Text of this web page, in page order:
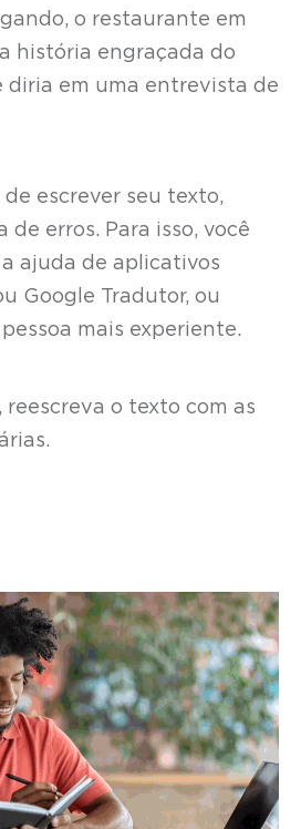
o restaurante em
história engraçada do
diria em uma entrevista de
escrever seu texto,
de erros. Para isso, você
ajuda de aplicativos
Google Tradutor, ou
mais experiente.
reescreva o texto com as